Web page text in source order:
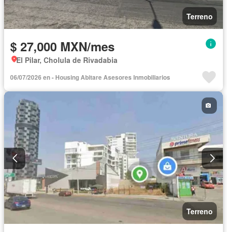
Terreno
$ 27,000 MXN/mes
El Pilar, Cholula de Rivadabia
06/07/2026 en - Housing Abitare Asesores Inmobiliarios
Terreno